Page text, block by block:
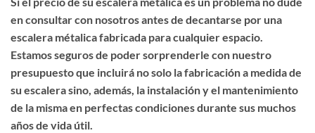
en consultar con nosotros antes de decantarse por una
escalera métalica fabricada para cualquier espacio.
Estamos seguros de poder sorprenderle con nuestro
presupuesto que incluirá no solo la fabricación a medida de
su escalera sino, además, la instalación y el mantenimiento
de la misma en perfectas condiciones durante sus muchos
años de vida útil.